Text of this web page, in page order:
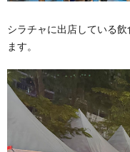
シラチャに出店している
ます。